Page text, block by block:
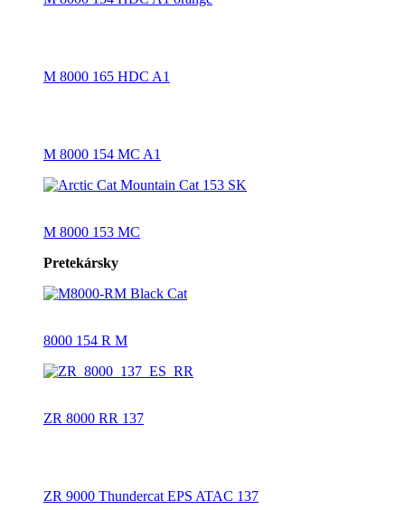
M 8000 165 HDC A1
M 8000 154 MC A1
M 8000 153 MC
Pretekársky
8000 154 R M
ZR 8000 RR 137
ZR 9000 Thundercat EPS ATAC 137